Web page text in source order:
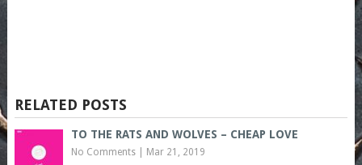
RELATED POSTS
TO THE RATS AND WOLVES – CHEAP LOVE
No Comments| Mar 21, 2019